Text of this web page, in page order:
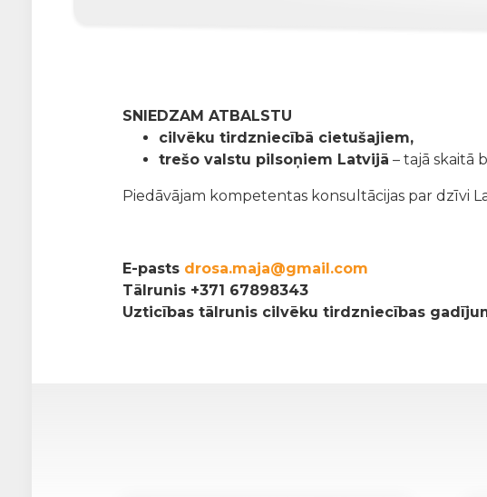
SNIEDZAM ATBALSTU
cilvēku tirdzniecībā cietušajiem,
trešo valstu pilsoņiem Latvijā – tajā skaitā
Piedāvājam kompetentas konsultācijas par dzīvi
E-pasts drosa.maja@gmail.com
Tālrunis +371 67898343
Uzticības tālrunis cilvēku tirdzniecības